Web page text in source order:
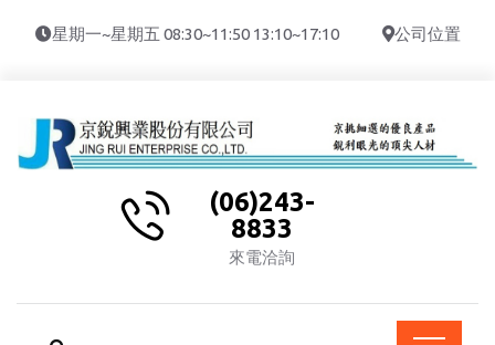
星期一~星期五 08:30~11:50 13:10~17:10 公司位置
(06)243-
8833
來電洽詢